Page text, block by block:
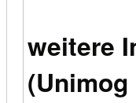
weitere